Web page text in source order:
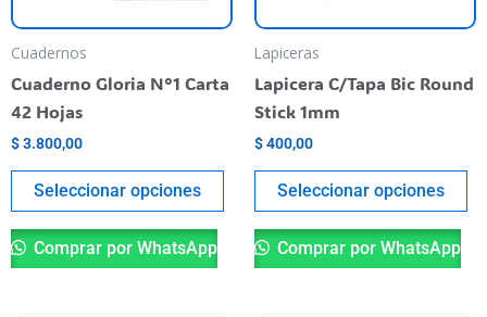
Cuadernos
Cuaderno Gloria N°1 Carta
42 Hojas
$3.800,00
Seleccionar opciones
se
pueden
elegir
producto
Comprar por WhatsApp
Lapiceras
Lapicera C/Tapa Bic Round
Stick 1mm
$400,00
Seleccionar opciones
se
Comprar por WhatsApp